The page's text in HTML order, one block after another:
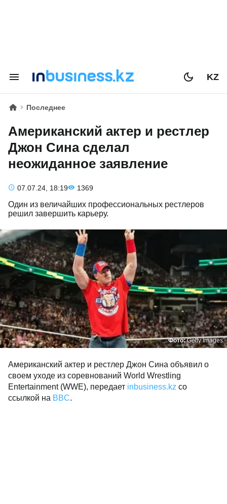
KZ
Последнее
Американский актер и рестлер
Джон Сина сделал
неожиданное заявление
07.07.24, 18:19 1369
Один из величайших профессиональных рестлеров
решил завершить карьеру.
Фото:Getty Images
Американский актер и рестлер Джон Сина объявил о
своем уходе из соревнований World Wrestling
Entertainment (WWE), передает inbusiness.kz со
ссылкой на BBC.